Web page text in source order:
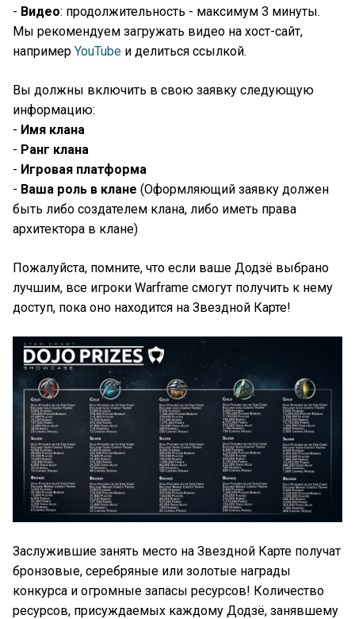
- Видео: продолжительность - максимум 3 минуты.
Мы рекомендуем загружать видео на хост-сайт,
например YouTube и делиться ссылкой.
Вы должны включить в свою заявку следующую
информацию:
- Имя клана
- Ранг клана
- Игровая платформа
- Ваша роль в клане (Оформляющий заявку должен
быть либо создателем клана, либо иметь права
архитектора в клане)
Пожалуйста, помните, что если ваше Додзё выбрано
лучшим, все игроки Warframe смогут получить к нему
доступ, пока оно находится на Звездной Карте!
Заслужившие занять место на Звездной Карте получат
бронзовые, серебряные или золотые награды
конкурса и огромные запасы ресурсов! Количество
ресурсов, присуждаемых каждому Додзё, занявшему